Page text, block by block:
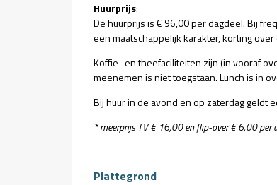
Huurprijs:
De huurprijs is € 96,00 per dagdeel. Bij
een maatschappelijk karakter, korting
Koffie- en theefaciliteiten zijn (in vooraf
meenemen is niet toegstaan. Lunch is in
Bij huur in de avond en op zaterdag geldt
* meerprijs TV € 16,00 en flip-over € 6,00 per
Plattegrond